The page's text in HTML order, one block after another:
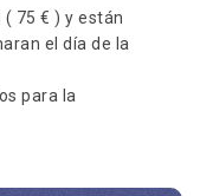
( 75 € ) y están
el día de la
para la